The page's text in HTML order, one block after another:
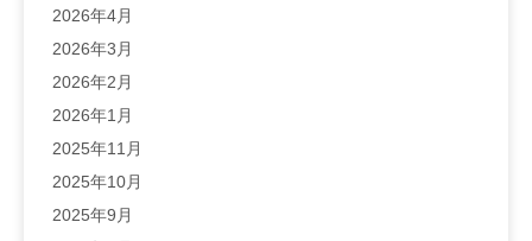
2026年4月
2026年3月
2026年2月
2026年1月
2025年11月
2025年10月
2025年9月